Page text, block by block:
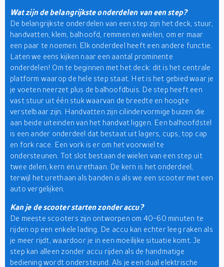
Wat zijn de belangrijkste onderdelen van een step?
De belangrijkste onderdelen van een step zijn het deck, stuur,
handvatten, klem, balhoofd, remmen en wielen, om er maar
een paar te noemen. Elk onderdeel heeft een andere functie.
Laten we eens kijken naar een aantal prominente
onderdelen! Om te beginnen met het deck: dit is het centrale
platform waarop de hele step staat. Het is het gebied waar je
je voeten neerzet plus de balhoofdbuis. De step heeft een
vast stuur uit één stuk waarvan de breedte en hoogte
verstelbaar zijn. Handvatten zijn cilindervormige buizen die
aan beide uiteinden van het handvat liggen. Een balhoofdstel
is een ander onderdeel dat bestaat uit lagers, cups, top cap
en fork race. Een vork is er om het voorwiel te
ondersteunen. Tot slot bestaan de wielen van een step uit
twee delen, kern en urethaan. De kern is het onderdeel,
terwijl het urethaan als banden is als we een scooter met een
auto vergelijken.
Kan je de scooter starten zonder accu?
De meeste scooters zijn ontworpen om 40-60 minuten te
rijden op een enkele lading. De accu kan echter leeg raken als
je meer rijdt, waardoor je in een moeilijke situatie komt. Je
step kan alleen zonder accu rijden als de handmatige
bediening wordt ondersteund. Als je een dual elektrische